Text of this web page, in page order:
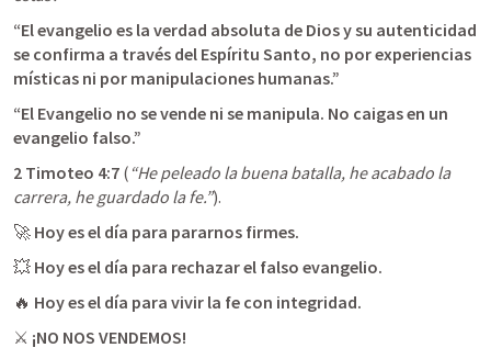
“El evangelio es la verdad absoluta de Dios y su autenticidad
se confirma a través del Espíritu Santo, no por experiencias
místicas ni por manipulaciones humanas.”
“El Evangelio no se vende ni se manipula. No caigas en un
evangelio falso.”
2 Timoteo 4:7 ( “He peleado la buena batalla, he acabado la
carrera, he guardado la fe.”
🚀 Hoy es el día para pararnos firmes.
💥 Hoy es el día para rechazar el falso evangelio.
🔥 Hoy es el día para vivir la fe con integridad.
⚔️ ¡NO NOS VENDEMOS!